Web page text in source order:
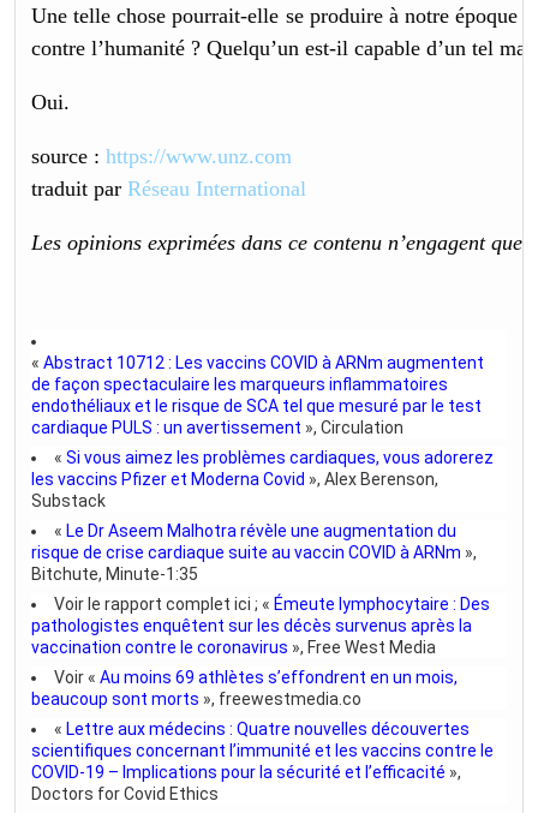
Une telle chose pourrait-elle se produire à notre époque
contre l’humanité ? Quelqu’un est-il capable d’un tel mal
Oui.
source : https://www.unz.com
traduit par Réseau International
Les opinions exprimées dans ce contenu n’engagent
«Abstract 10712 : Les vaccins COVID à ARNm augmentent
de façon spectaculaire les marqueurs inflammatoires
endothéliaux et le risque de SCA tel que mesuré par le test
cardiaque PULS : un avertissement », Circulation
«Si vous aimez les problèmes cardiaques, vous adorerez
les vaccins Pfizer et Moderna Covid », Alex Berenson,
Substack
« Le Dr Aseem Malhotra révèle une augmentation du
risque de crise cardiaque suite au vaccin COVID à ARNm »,
Bitchute, Minute-1:35
Voir le rapport complet ici ; « Émeute lymphocytaire : Des
pathologistes enquêtent sur les décès survenus après la
vaccination contre le coronavirus », Free West Media
Voir «Au moins 69 athlètes s’effondrent en un mois,
beaucoup sont morts », freewestmedia.co
« Lettre aux médecins : Quatre nouvelles découvertes
scientifiques concernant l’immunité et les vaccins contre le
COVID-19 – Implications pour la sécurité et l’efficacité »,
Doctors for Covid Ethics